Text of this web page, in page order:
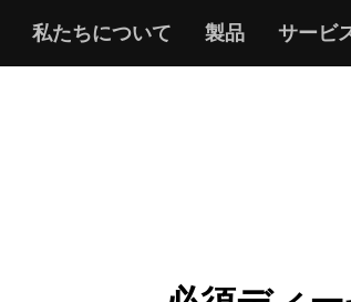
私たちについて 製品 サービ